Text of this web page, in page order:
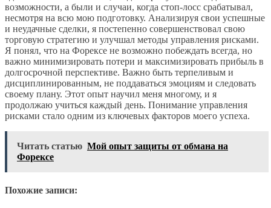
возможности, а были и случаи, когда стоп-лосс срабатывал,
несмотря на всю мою подготовку. Анализируя свои успешные
и неудачные сделки, я постепенно совершенствовал свою
торговую стратегию и улучшал методы управления рисками.
Я понял, что на Форексе не возможно побеждать всегда, но
важно минимизировать потери и максимизировать прибыль в
долгосрочной перспективе. Важно быть терпеливым и
дисциплинированным, не поддаваться эмоциям и следовать
своему плану. Этот опыт научил меня многому, и я
продолжаю учиться каждый день. Понимание управления
рисками стало одним из ключевых факторов моего успеха.
Читать статью Мой опыт защиты от обмана на
Форексе
Похожие записи: